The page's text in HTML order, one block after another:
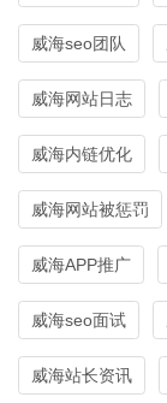
威海seo团队
威海网站日志
威海内链优化
威海网站被惩罚
威海APP推广
威海seo面试
威海站长资讯